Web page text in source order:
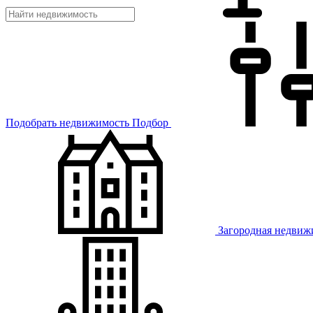
Подобрать недвижимость Подбор
Загородная